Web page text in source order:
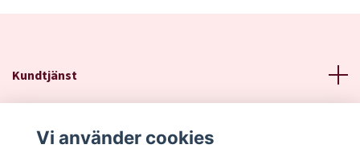
Kundtjänst
Vi använder cookies